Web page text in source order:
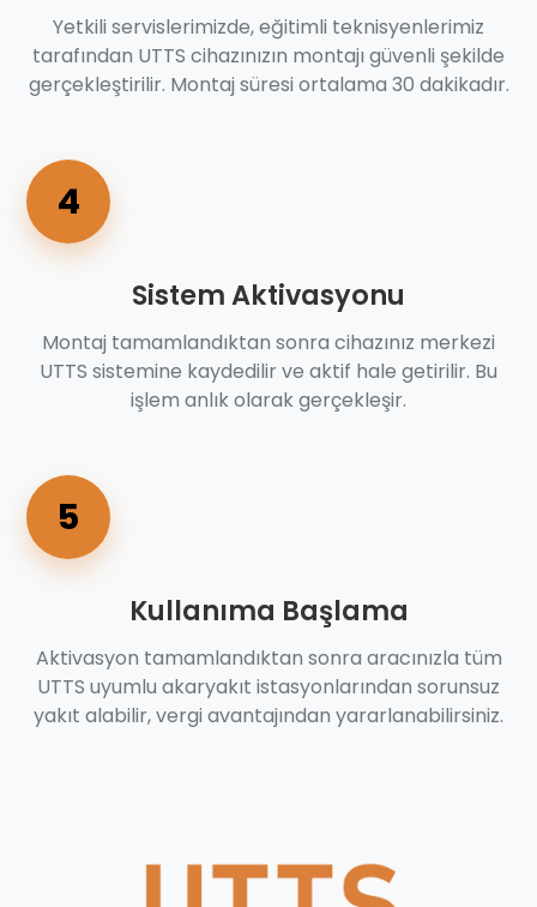
Yetkili servislerimizde, eğitimli teknisyenlerimiz
tarafından UTTS cihazınızın montajı güvenli şekilde
gerçekleştirilir. Montaj süresi ortalama 30 dakikadır.
4
Sistem Aktivasyonu
Montaj tamamlandıktan sonra cihazınız merkezi
UTTS sistemine kaydedilir ve aktif hale getirilir. Bu
işlem anlık olarak gerçekleşir.
5
Kullanıma Başlama
Aktivasyon tamamlandıktan sonra aracınızla tüm
UTTS uyumlu akaryakıt istasyonlarından sorunsuz
yakıt alabilir, vergi avantajından yararlanabilirsiniz.